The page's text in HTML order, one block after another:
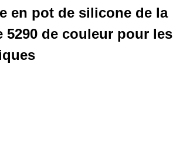
en pot de silicone de la
5290 de couleur pour les